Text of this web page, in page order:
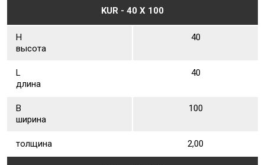
KUR - 40 Х 100
Н
высота
40
L
длина
40
В
ширина
100
толщина 2,00